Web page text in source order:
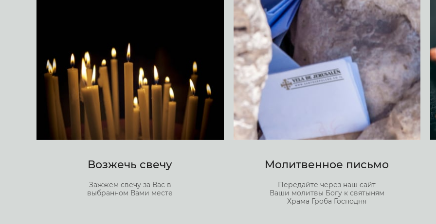
Возжечь свечу
Зажжем свечу за Вас в
выбранном Вами месте
Молитвенное письмо
Передайте через наш сайт
Ваши молитвы Богу к святыням
Храма Гроба Господня